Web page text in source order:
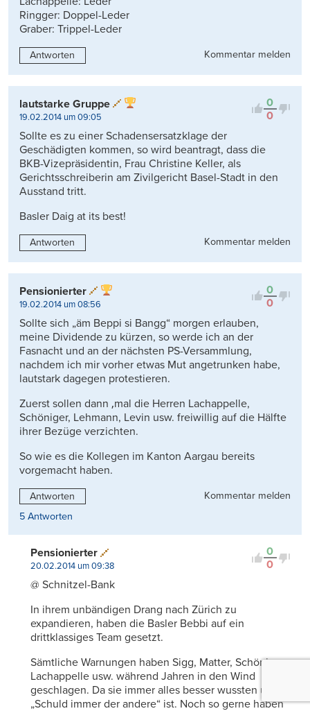
Ringger: Doppel-Leder
Graber: Trippel-Leder
Antworten Kommentar melden
0
0
lautstarke Gruppe
19.02.2014 um 09:05
Sollte es zu einer Schadensersatzklage der
Geschädigten kommen, so wird beantragt, dass die
BKB-Vizepräsidentin, Frau Christine Keller, als
Gerichtsschreiberin am Zivilgericht Basel-Stadt in den
Ausstand tritt.
Basler Daig at its best!
Antworten Kommentar melden
0
0
Pensionierter
19.02.2014 um 08:56
Sollte sich „äm Beppi si Bangg“ morgen erlauben,
meine Dividende zu kürzen, so werde ich an der
Fasnacht und an der nächsten PS-Versammlung,
nachdem ich mir vorher etwas Mut angetrunken habe,
lautstark dagegen protestieren.
Zuerst sollen dann ‚mal die Herren Lachappelle,
Schöniger, Lehmann, Levin usw. freiwillig auf die Hälfte
ihrer Bezüge verzichten.
So wie es die Kollegen im Kanton Aargau bereits
vorgemacht haben.
Antworten
Kommentar melden
5 Antworten
0
0
Pensionierter
20.02.2014 um 09:38
@ Schnitzel-Bank
In ihrem unbändigen Drang nach Zürich zu
expandieren, haben die Basler Bebbi auf ein
drittklassiges Team gesetzt.
Sämtliche Warnungen haben Sigg, Matter, Schöniger,
Lachappelle usw. während Jahren in den Wind
geschlagen. Da sie immer alles besser wussten und
„Schuld immer der andere“ ist. Noch so gerne haben